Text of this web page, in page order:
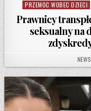
PRZEMOC WOBEC DZIECI
Prawnicy
seksualny na